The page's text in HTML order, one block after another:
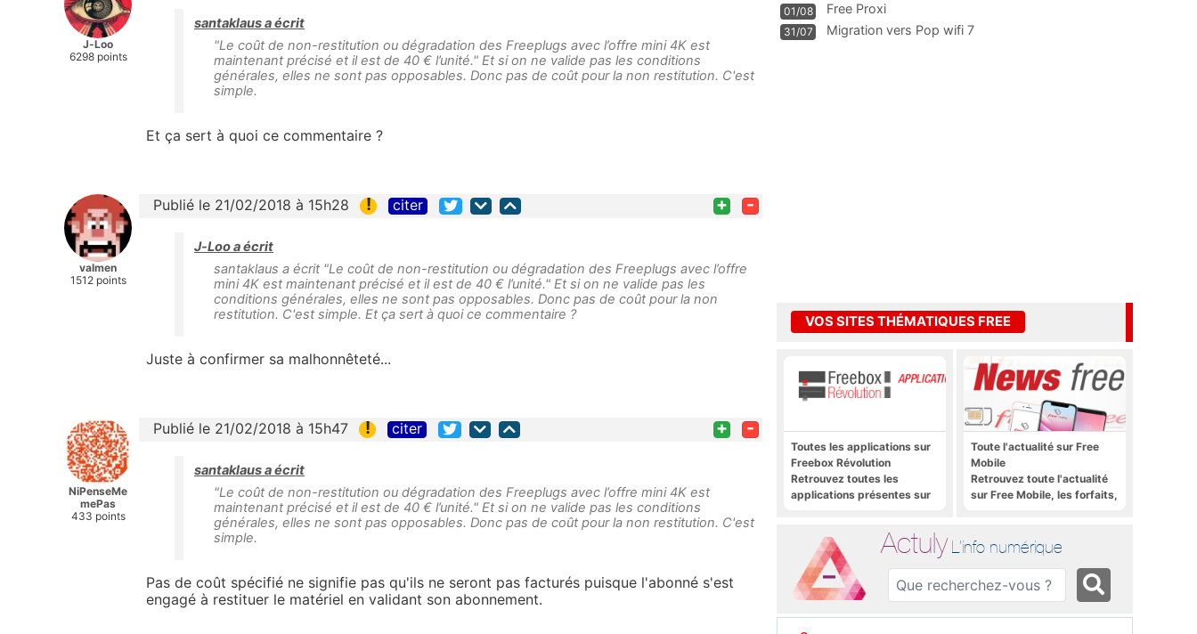
J-Loo
6298 points
santaklaus a écrit
"Le coût de non-restitution ou dégradation des Freeplugs avec l’offre mini 4K est
maintenant précisé et il est de 40 € l’unité." Et si on ne valide pas les conditions
générales, elles ne sont pas opposables. Donc pas de coût pour la non restitution. C'est
simple.
Et ça sert à quoi ce commentaire ?
valmen
1512 points
Publié le 21/02/2018 à 15h28 ! citer + -
J-Loo a écrit
santaklaus a écrit "Le coût de non-restitution ou dégradation des Freeplugs avec l’offre
mini 4K est maintenant précisé et il est de 40 € l’unité." Et si on ne valide pas les
conditions générales, elles ne sont pas opposables. Donc pas de coût pour la non
restitution. C'est simple. Et ça sert à quoi ce commentaire ?
Juste à confirmer sa malhonnêteté...
NiPenseMe
mePas
433 points
Publié le 21/02/2018 à 15h47 ! citer + -
santaklaus a écrit
"Le coût de non-restitution ou dégradation des Freeplugs avec l’offre mini 4K est
maintenant précisé et il est de 40 € l’unité." Et si on ne valide pas les conditions
générales, elles ne sont pas opposables. Donc pas de coût pour la non restitution. C'est
simple.
Pas de coût spécifié ne signifie pas qu'ils ne seront pas facturés puisque l'abonné s'est
engagé à restituer le matériel en validant son abonnement.
01/08 Free Proxi
31/07 Migration vers Pop wifi 7
VOS SITES THÉMATIQUES FREE
Toutes les applications sur
Freebox Révolution
Retrouvez toutes les
applications présentes sur
Toute l'actualité sur Free
Mobile
Retrouvez toute l'actualité
sur Free Mobile, les forfaits,
bien plus encore
Actuly L'info numérique